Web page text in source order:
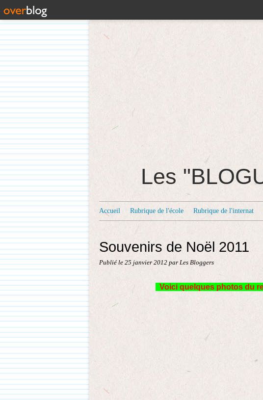
Les
Accueil Rubrique de l'école Rubrique de l'internat
Souvenirs de Noël 2011
Publié le 25 janvier 2012 par Les Bloggers
Voici quelques photos du